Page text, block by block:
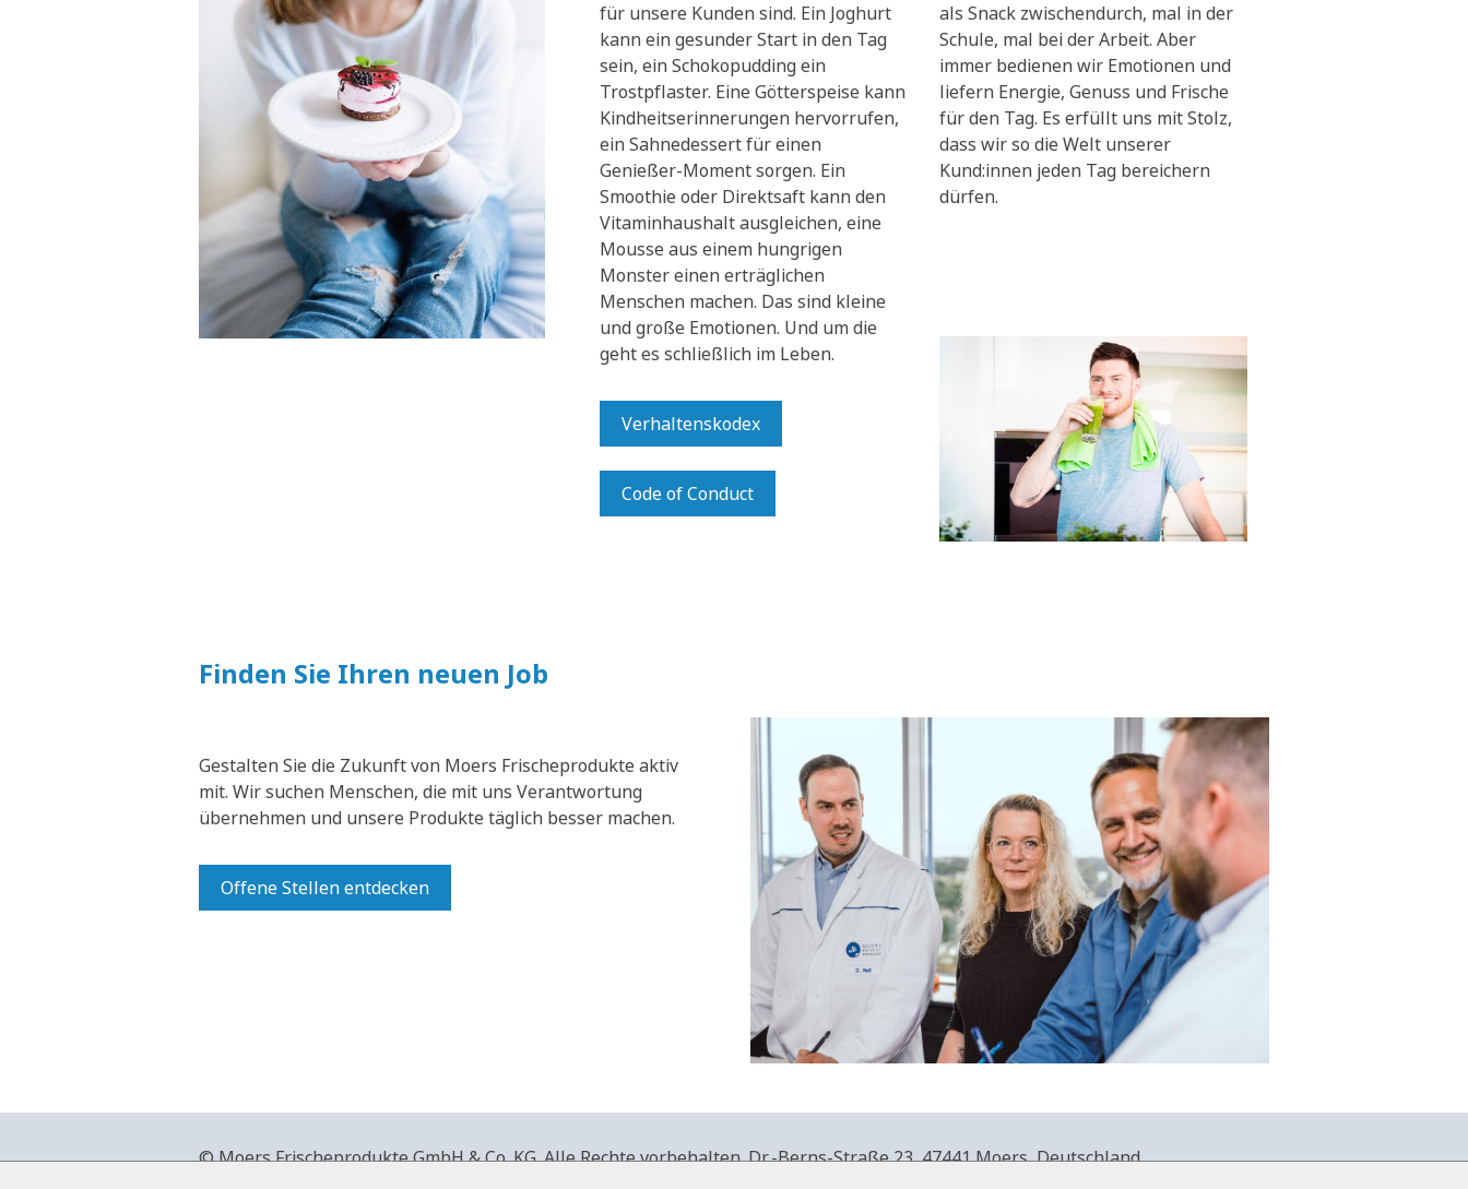
für unsere Kunden sind. Ein Joghurt
kann ein gesunder Start in den Tag
sein, ein Schokopudding ein
Trostpflaster. Eine Götterspeise kann
Kindheitserinnerungen hervorrufen,
ein Sahnedessert für einen
Genießer-Moment sorgen. Ein
Smoothie oder Direktsaft kann den
Vitaminhaushalt ausgleichen, eine
Mousse aus einem hungrigen
Monster einen erträglichen
Menschen machen. Das sind kleine
und große Emotionen. Und um die
geht es schließlich im Leben.
Verhaltenskodex
Code of Conduct
als Snack zwischendurch, mal in der
Schule, mal bei der Arbeit. Aber
immer bedienen wir Emotionen und
liefern Energie, Genuss und Frische
für den Tag. Es erfüllt uns mit Stolz,
dass wir so die Welt unserer
Kund:innen jeden Tag bereichern
dürfen.
Finden Sie Ihren neuen Job
Gestalten Sie die Zukunft von Moers Frischeprodukte aktiv
mit. Wir suchen Menschen, die mit uns Verantwortung
übernehmen und unsere Produkte täglich besser machen.
Offene Stellen entdecken
© Moers Frischeprodukte GmbH & Co. KG. Alle Rechte vorbehalten.Dr.-Berns-Straße 23,47441 Moers, Deutschland.